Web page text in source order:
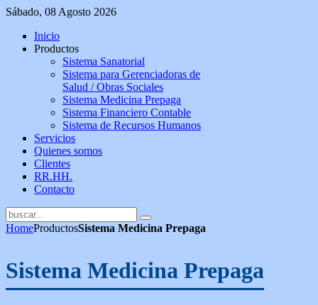
Sábado, 08 Agosto 2026
Inicio
Productos
Sistema Sanatorial
Sistema para Gerenciadoras de
Salud / Obras Sociales
Sistema Medicina Prepaga
Sistema Financiero Contable
Sistema de Recursos Humanos
Servicios
Quienes somos
Clientes
RR.HH.
Contacto
HomeProductosSistema Medicina Prepaga
Sistema Medicina Prepaga